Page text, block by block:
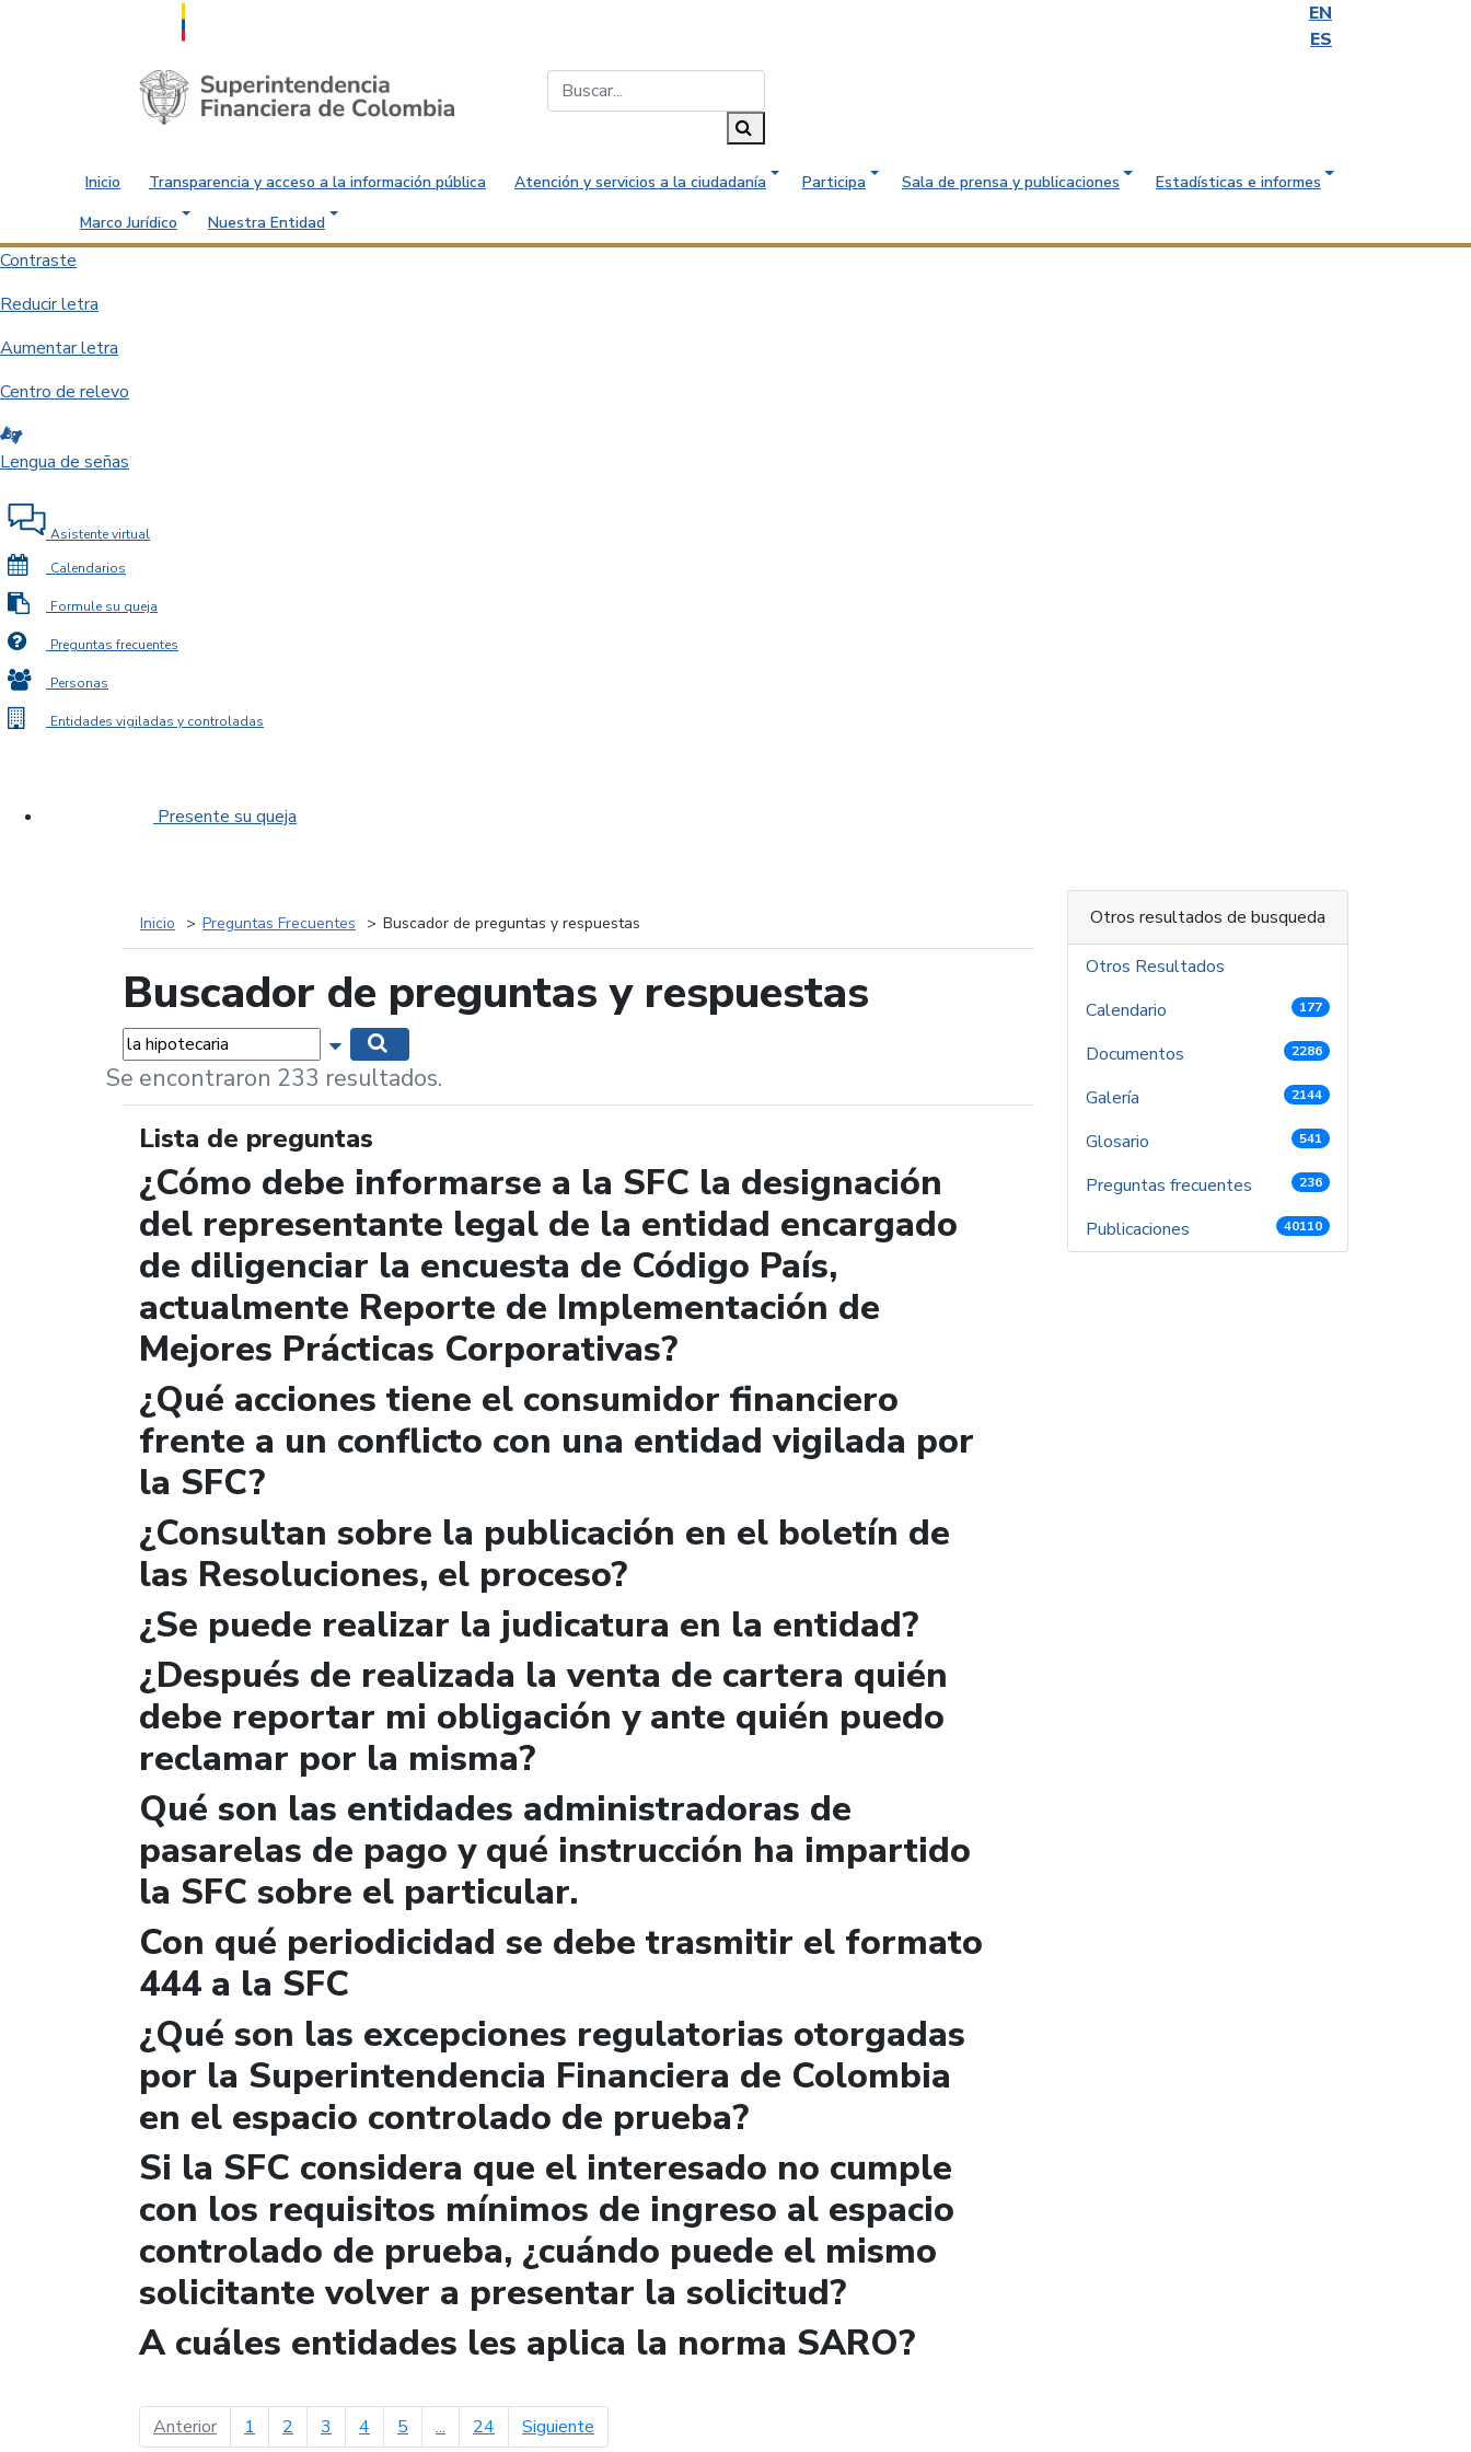
EN
ES
Saltar al contenido principal
Inicio Transparencia y acceso a la información pública Atención y servicios a la ciudadanía Participa Sala de prensa y publicaciones
Estadísticas e informes
Marco Jurídico
Nuestra Entidad
Contraste
Reducir letra
Aumentar letra
Centro de relevo
Lengua de señas
Asistente virtual
Calendarios
Formule su queja
Preguntas frecuentes
Personas
Entidades vigiladas y controladas
Presente su queja
Inicio Preguntas Frecuentes Buscador de preguntas y respuestas
Buscador de preguntas y respuestas
Palabras... Mostrar opciones de búsqueda
Se encontraron 233 resultados.
Lista de preguntas
¿Cómo debe informarse a la SFC la designación
del representante legal de la entidad encargado
de diligenciar la encuesta de Código País,
actualmente Reporte de Implementación de
Mejores Prácticas Corporativas?
¿Qué acciones tiene el consumidor financiero
frente a un conflicto con una entidad vigilada por
la SFC?
¿Consultan sobre la publicación en el boletín de
las Resoluciones, el proceso?
¿Se puede realizar la judicatura en la entidad?
¿Después de realizada la venta de cartera quién
debe reportar mi obligación y ante quién puedo
reclamar por la misma?
Qué son las entidades administradoras de
pasarelas de pago y qué instrucción ha impartido
la SFC sobre el particular.
Con qué periodicidad se debe trasmitir el formato
444 a la SFC
¿Qué son las excepciones regulatorias otorgadas
por la Superintendencia Financiera de Colombia
en el espacio controlado de prueba?
Si la SFC considera que el interesado no cumple
con los requisitos mínimos de ingreso al espacio
controlado de prueba, ¿cuándo puede el mismo
solicitante volver a presentar la solicitud?
A cuáles entidades les aplica la norma SARO?
Anteriorpágina anterior
1 2 3 4 5 ... 24 Siguiente
Otros resultados de busqueda
Otros Resultados
Calendario
177
Documentos 2286
Galería 2144
Glosario 541
Preguntas frecuentes 236
Publicaciones 40110